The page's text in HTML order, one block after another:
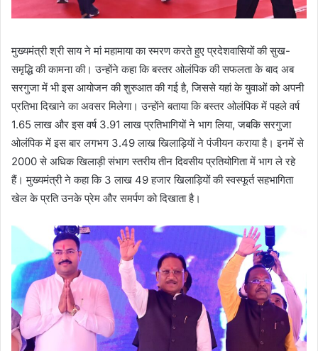
मुख्यमंत्री श्री साय ने मां महामाया का स्मरण करते हुए प्रदेशवासियों की सुख-
समृद्धि की कामना की। उन्होंने कहा कि बस्तर ओलंपिक की सफलता के बाद अब
सरगुजा में भी इस आयोजन की शुरुआत की गई है, जिससे यहां के युवाओं को अपनी
प्रतिभा दिखाने का अवसर मिलेगा। उन्होंने बताया कि बस्तर ओलंपिक में पहले वर्ष
1.65 लाख और इस वर्ष 3.91 लाख प्रतिभागियों ने भाग लिया, जबकि सरगुजा
ओलंपिक में इस बार लगभग 3.49 लाख खिलाड़ियों ने पंजीयन कराया है। इनमें से
2000 से अधिक खिलाड़ी संभाग स्तरीय तीन दिवसीय प्रतियोगिता में भाग ले रहे
हैं। मुख्यमंत्री ने कहा कि 3 लाख 49 हजार खिलाड़ियों की स्वस्फूर्त सहभागिता
खेल के प्रति उनके प्रेम और समर्पण को दिखाता है।